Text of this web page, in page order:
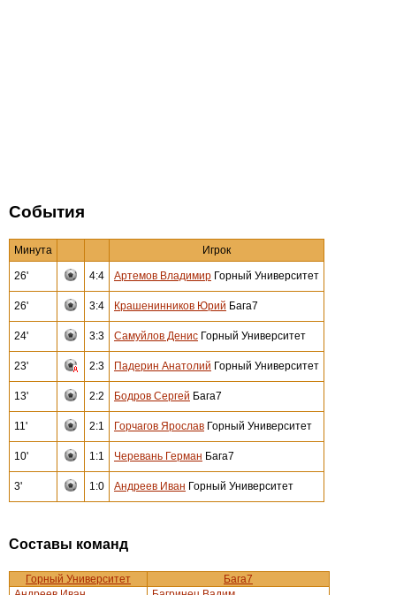
События
Минута Игрок
26' 4:4 Артемов Владимир Горный Университет
26' 3:4 Крашенинников Юрий Бага7
24' 3:3 Самуйлов Денис Горный Университет
23' 2:3 Падерин Анатолий Горный Университет
13' 2:2 Бодров Сергей Бага7
11' 2:1 Горчагов Ярослав Горный Университет
10' 1:1 Черевань Герман Бага7
3' 1:0 Андреев Иван Горный Университет
Составы команд
Горный Университет
Бага7